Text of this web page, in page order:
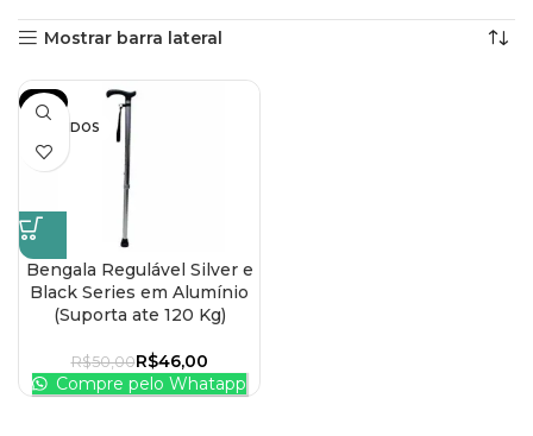
Mostrar barra lateral
-8%
VENDIDOS
Bengala Regulável Silver e
Black Series em Alumínio
(Suporta ate 120 Kg)
R$50,00R$46,00
Compre pelo Whatapp